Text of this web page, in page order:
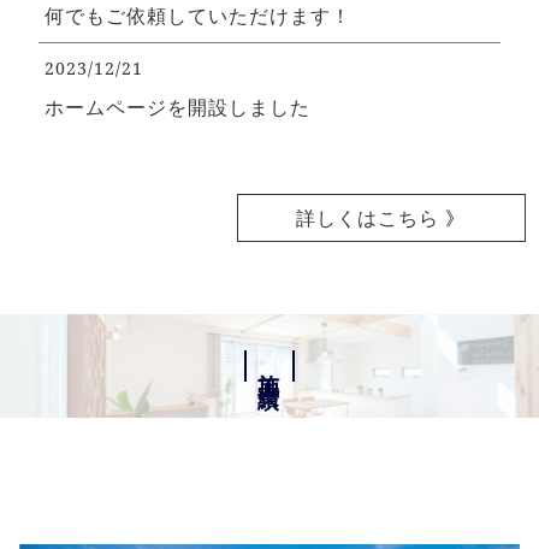
何でもご依頼していただけます！
2023/12/21
ホームページを開設しました
詳しくはこちら 》
施工実績